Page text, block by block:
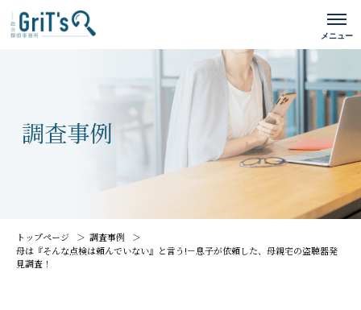
トップページ
調査事例
母は『そんな点検は頼んでいない』と言う!－息子が依頼した、母親宅の盗聴器発
見調査！